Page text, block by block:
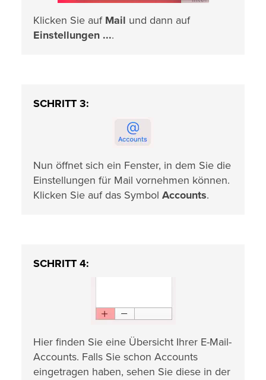
Klicken Sie auf Mail und dann auf
Einstellungen ....
SCHRITT 3:
Nun öffnet sich ein Fenster, in dem Sie die
Einstellungen für Mail vornehmen können.
Klicken Sie auf das Symbol Accounts.
SCHRITT 4:
Hier finden Sie eine Übersicht Ihrer E-Mail-
Accounts. Falls Sie schon Accounts
eingetragen haben, sehen Sie diese in der